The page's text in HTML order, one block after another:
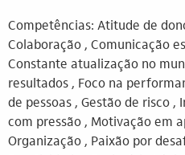
Competências: Atitude de
Colaboração , Comunicação
Constante atualização no
resultados , Foco na
de pessoas , Gestão de risco
com pressão , Motivação em
Organização , Paixão por